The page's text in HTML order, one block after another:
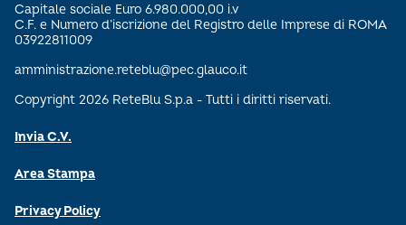
Capitale sociale Euro 6.980.000,00 i.v
C.F. e Numero d’iscrizione del Registro delle Imprese di ROMA
03922811009
amministrazione.reteblu@pec.glauco.it
Copyright 2026 ReteBlu S.p.a - Tutti i diritti riservati.
Invia C.V.
Area Stampa
Privacy Policy